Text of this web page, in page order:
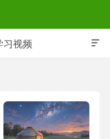
结构

习视频